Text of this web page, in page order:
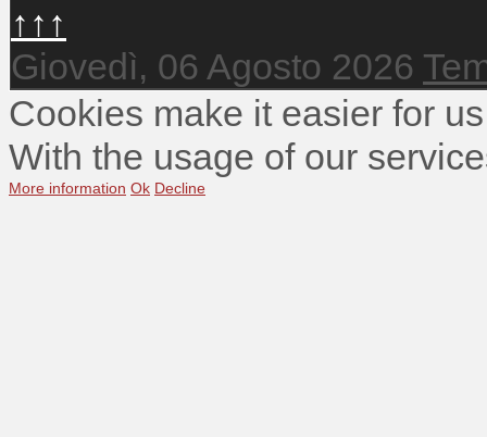
↑↑↑
Giovedì, 06 Agosto 2026
Cookies make it easier for
With the usage of our
More information Ok Decline